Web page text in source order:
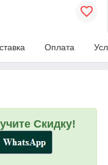
Оплата
Скидку!